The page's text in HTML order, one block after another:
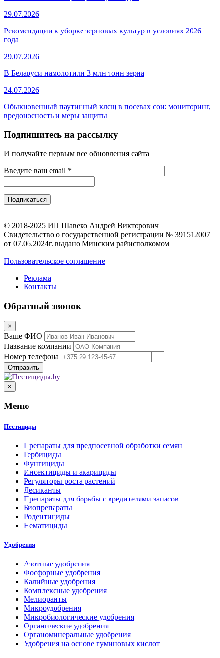
29.07.2026
Рекомендации к уборке зерновых культур в условиях 2026
года
29.07.2026
В Беларуси намолотили 3 млн тонн зерна
24.07.2026
Обыкновенный паутинный клещ в посевах сои: мониторинг,
вредоносность и меры защиты
Подпишитесь на рассылку
И получайте первым все обновления сайта
Введите ваш email *
© 2018-2025 ИП Шавеко Андрей Викторович
Свидетельство о государственной регистрации № 391512007
от 07.06.2024г. выдано Минским райисполкомом
Пользовательское соглашение
Реклама
Контакты
Обратный звонок
×
Ваше ФИО
Название компании
Номер телефона
×
Меню
Пестициды
Препараты для предпосевной обработки семян
Гербициды
Фунгициды
Инсектициды и акарициды
Регуляторы роста растений
Десиканты
Препараты для борьбы с вредителями запасов
Биопрепараты
Родентициды
Нематициды
Удобрения
Азотные удобрения
Фосфорные удобрения
Калийные удобрения
Комплексные удобрения
Мелиоранты
Микроудобрения
Микробиологические удобрения
Органические удобрения
Органоминеральные удобрения
Удобрения на основе гуминовых кислот